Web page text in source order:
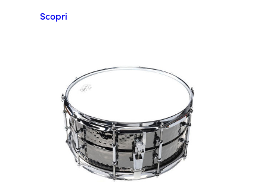
Scopri